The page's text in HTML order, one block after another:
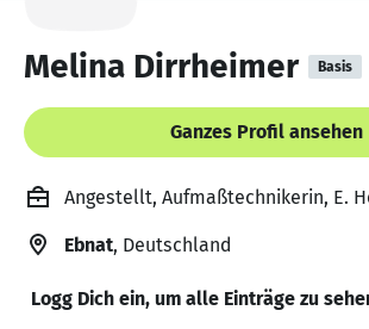
Melina Dirrheimer Basis
Ganzes Profil ansehen
Angestellt, Aufmaßtechnikerin, E.
Ebnat, Deutschland
Logg Dich ein, um alle Einträge zu